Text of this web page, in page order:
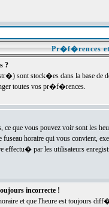
Pr�f�rences
?
sont stock�es dans la base de
toutes vos pr�f�rences.
ce que vous pouvez voir sont
horaire qui vous convient,
effectu� par les utilisateurs
incorrecte !
et que l'heure est toujours